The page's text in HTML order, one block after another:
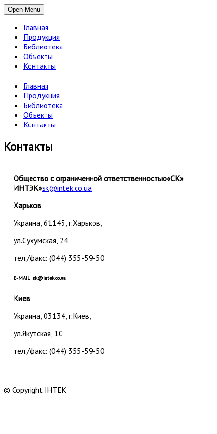
Open Menu
Главная
Продукция
Библиотека
Объекты
Контакты
Главная
Продукция
Библиотека
Объекты
Контакты
Контакты
Общество с ограниченной ответственностью«СК»
ИНТЭК»sk@intek.co.ua
Харьков
Украина, 61145, г.Харьков,
ул.Сухумская, 24
тел./факс: (044) 355-59-50
E-MAIL: sk@intek.co.ua
Киев
Украина, 03134, г.Киев,
ул.Якутская, 10
тел./факс: (044) 355-59-50
© Copyright ІНТЕК